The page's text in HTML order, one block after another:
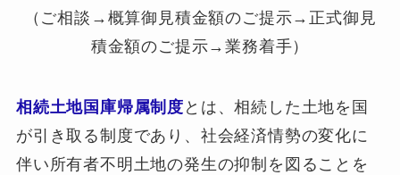
（ご相談→概算御見積金額のご提示→正式御見
積金額のご提示→業務着手）
相続土地国庫帰属制度 とは、相続した土地を国
が引き取る制度であり、社会経済情勢の変化に
伴い所有者不明土地の発生の抑制を図ることを